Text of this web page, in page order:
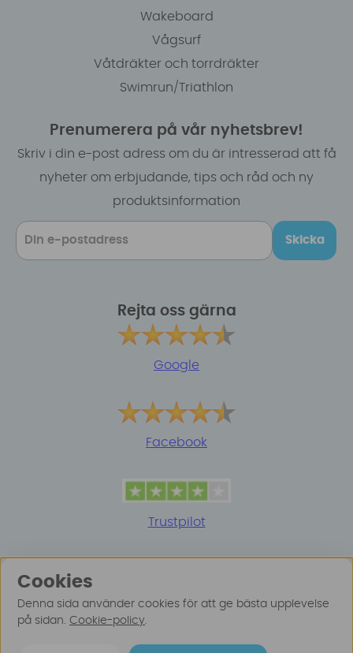
Wakeboard
Vågsurf
Våtdräkter och torrdräkter
Swimrun/Triathlon
Prenumerera på vår nyhetsbrev!
Skriv i din e-post adress om du är intresserad att få
nyheter om erbjudande, tips och råd och ny
produktsinformation
Skicka
Rejta oss gärna
Google
Facebook
Trustpilot
Cookies
Denna sida använder cookies för att ge bästa upplevelse
på sidan. Cookie-policy.